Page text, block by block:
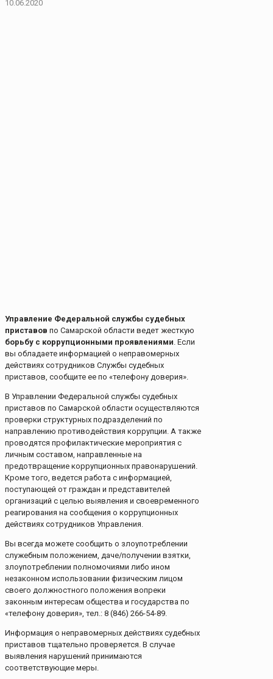
10.06.2020
Управление Федеральной службы судебных
приставов по Самарской области ведет жесткую
борьбу с коррупционными проявлениями. Если
вы обладаете информацией о неправомерных
действиях сотрудников Службы судебных
приставов, сообщите ее по «телефону доверия».
В Управлении Федеральной службы судебных
приставов по Самарской области осуществляются
проверки структурных подразделений по
направлению противодействия коррупции. А также
проводятся профилактические мероприятия с
личным составом, направленные на
предотвращение коррупционных правонарушений.
Кроме того, ведется работа с информацией,
поступающей от граждан и представителей
организаций с целью выявления и своевременного
реагирования на сообщения о коррупционных
действиях сотрудников Управления.
Вы всегда можете сообщить о злоупотреблении
служебным положением, даче/получении взятки,
злоупотреблении полномочиями либо ином
незаконном использовании физическим лицом
своего должностного положения вопреки
законным интересам общества и государства по
«телефону доверия», тел.: 8 (846) 266-54-89.
Информация о неправомерных действиях судебных
приставов тщательно проверяется. В случае
выявления нарушений принимаются
соответствующие меры.